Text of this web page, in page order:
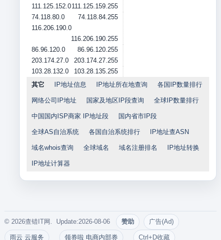
111.125.152.0111.125.159.255
74.118.80.0
74.118.84.255
116.206.190.0
116.206.190.255
86.96.120.0
86.96.120.255
203.174.27.0
203.174.27.255
103.28.132.0
103.28.135.255
其它
IP地址信息 IP地址所在地查询 各国IP数量排行
网络公司IP地址 国家及地区IP段查询 全球IP数量排行
中国国内ISP商家 IP地址段 国内省市IP段
全球AS自治系统 各国自治系统排行 IP地址查ASN
域名whois查询 全球域名 域名注册排名 IP地址转换
IP地址计算器
© 2026查错IT网. Update:2026-08-06 赞助 广告(Ad)
雨云 云服务 领券啦 电商内部券 Ctrl+D收藏